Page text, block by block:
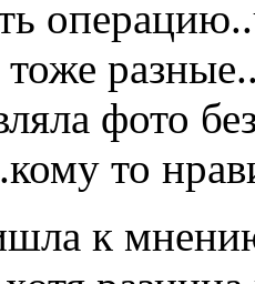
фото
то
к